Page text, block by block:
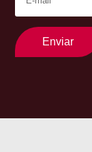
Enviar